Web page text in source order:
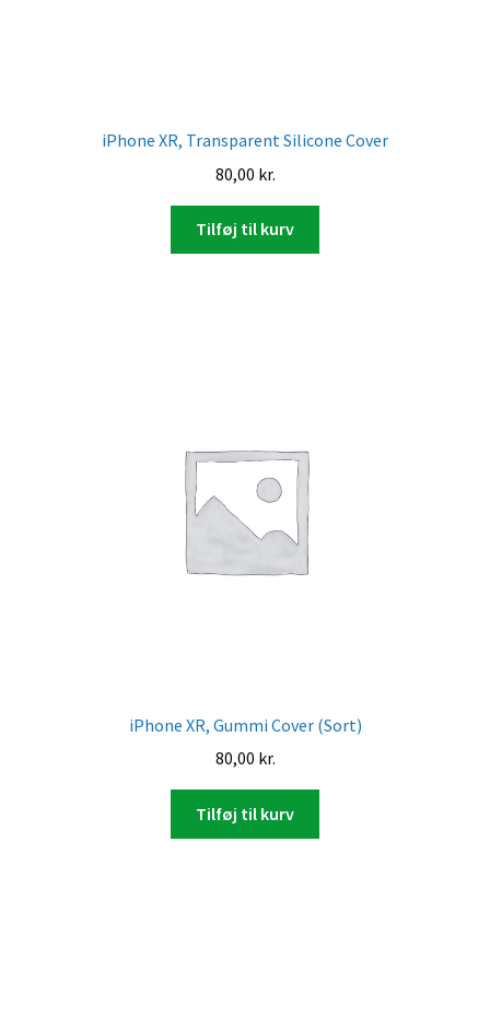
iPhone XR, Transparent Silicone Cover
80,00 kr.
Tilføj til kurv
iPhone XR, Gummi Cover (Sort)
80,00 kr.
Tilføj til kurv